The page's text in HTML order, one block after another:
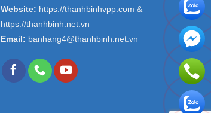
Website: https://thanhbinhvpp.com &
https://thanhbinh.net.vn
Email: banhang4@thanhbinh.net.vn